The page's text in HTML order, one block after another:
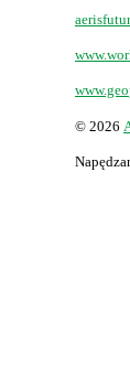
© 2026